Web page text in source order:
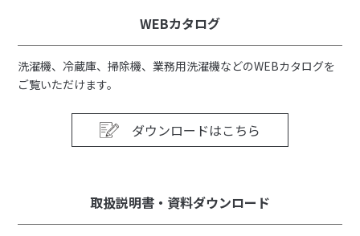
WEBカタログ
洗濯機、冷蔵庫、掃除機、業務用洗濯機などのWEBカタログを
ご覧いただけます。
ダウンロードはこちら
取扱説明書・資料ダウンロード